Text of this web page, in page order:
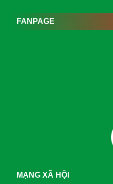
FANPAGE
MẠNG XÃ HỘI